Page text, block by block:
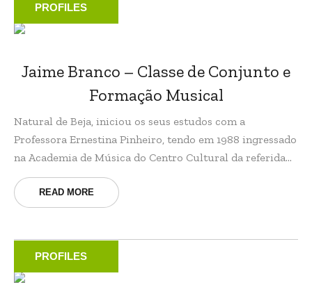
PROFILES
Jaime Branco – Classe de Conjunto e
Formação Musical
Natural de Beja, iniciou os seus estudos com a
Professora Ernestina Pinheiro, tendo em 1988 ingressado
na Academia de Música do Centro Cultural da referida...
READ MORE
PROFILES